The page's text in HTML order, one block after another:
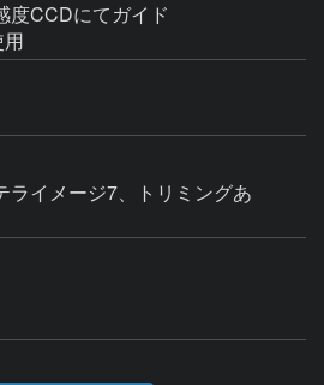
度CCDにてガイド
ライメージ7、トリミングあ